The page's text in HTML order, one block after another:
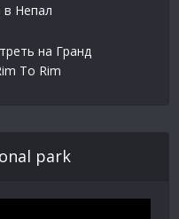
в Непал
на Гранд
To Rim
park